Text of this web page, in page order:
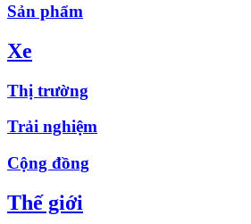
Sản phẩm
Xe
Thị trường
Trải nghiệm
Cộng đồng
Thế giới